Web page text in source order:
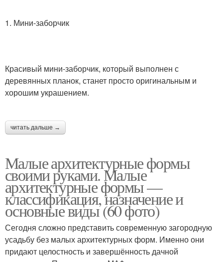
1. Мини-заборчик
Красивый мини-заборчик, который выполнен с
деревянных планок, станет просто оригинальным и
хорошим украшением.
читать дальше →
Малые архитектурные формы
своими руками. Малые
архитектурные формы —
классификация, назначение и
основные виды (60 фото)
Сегодня сложно представить современную загородную
усадьбу без малых архитектурных форм. Именно они
придают целостность и завершённость дачной